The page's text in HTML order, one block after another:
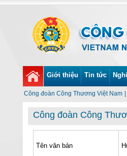
Giới thiệu Tin tức
Công đoàn Công Thương Việt Nam
Công đoàn Công
Tên văn bản